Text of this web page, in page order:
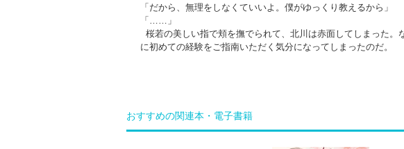
「だから、無理をしなくていいよ。僕がゆっくり教えるから」
「……」
桜若の美しい指で頬を撫でられて、北川は赤面してしまった
に初めての経験をご指南いただく気分になってしまったのだ。
おすすめの関連本・電子書籍